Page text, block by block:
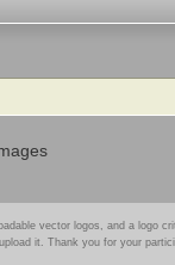
vector logos, and a logo
it. Thank you for your